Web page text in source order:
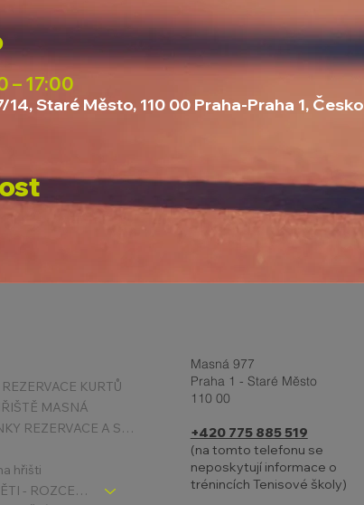
– 17:00
14, Staré Město, 110 00 Praha-Praha 1, Česko
KURTŮ
MASNÁ
PODMÍNKY REZERVACE A STORNA
hřišti
TENIS DĚTI - ROZCESTNÍK
Masná 977
Praha 1 - Staré Město
110 00
+420 775 885 519
(na tomto telefonu se
neposkytují informace o
trénincích Tenisové školy)